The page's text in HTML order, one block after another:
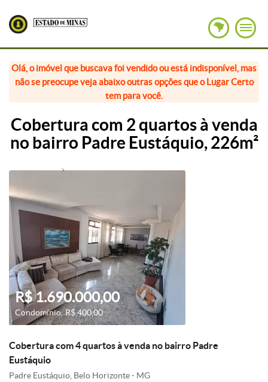
Olá, o imóvel que buscava foi vendido ou está indisponível, mas
não se preocupe veja abaixo outras opções que o Lugar Certo
tem para você.
Cobertura com 2 quartos à venda
no bairro Padre Eustáquio, 226m²
R$ 1.690.000,00
Condomínio: R$ 400,00
Cobertura com 4 quartos à venda no bairro Padre
Eustáquio
Padre Eustáquio, Belo Horizonte - MG